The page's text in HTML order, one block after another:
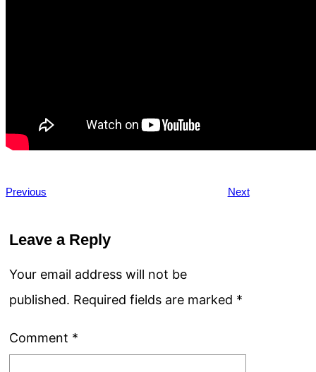
Previous Next
Leave a Reply
Your email address will not be
published. Required fields are marked *
Comment *